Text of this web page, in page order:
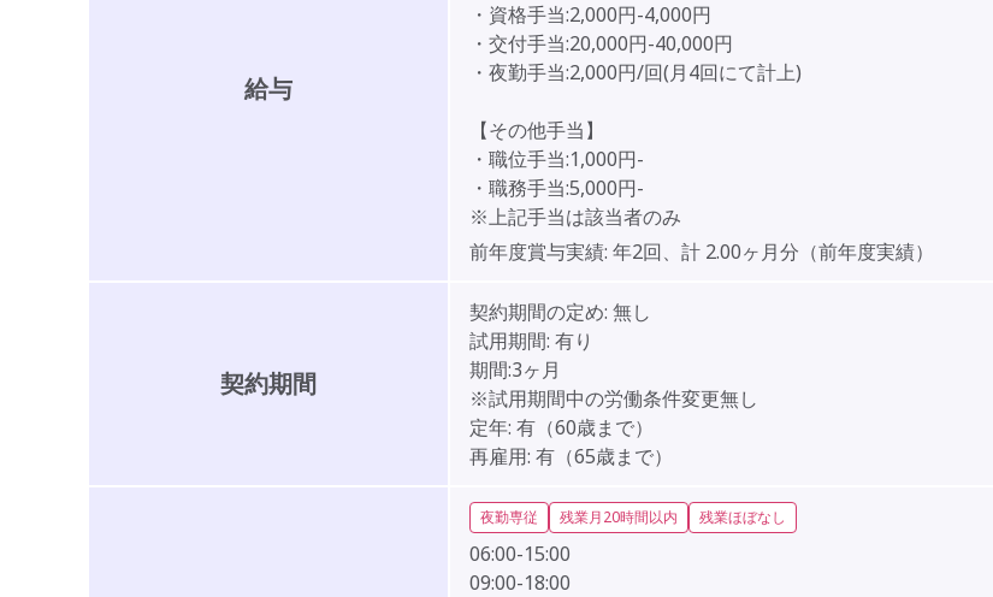
給与
・資格手当:2,000円-4,000円
・交付手当:20,000円-40,000円
・夜勤手当:2,000円/回(月4回にて計上)
【その他手当】
・職位手当:1,000円-
・職務手当:5,000円-
※上記手当は該当者のみ
前年度賞与実績: 年2回、計 2.00ヶ月分（前年度実績）
契約期間
契約期間の定め: 無し
試用期間: 有り
期間:3ヶ月
※試用期間中の労働条件変更無し
定年: 有（60歳まで）
再雇用: 有（65歳まで）
夜勤専従 残業月20時間以内 残業ほぼなし
06:00-15:00
09:00-18:00